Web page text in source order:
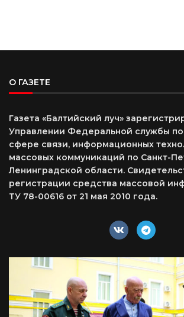
О ГАЗЕТЕ
Газета «Балтийский луч»
Управлении Федеральной службы по
сфере связи, информационных
массовых коммуникаций по Санкт-
Ленинградской области.
регистрации средства массовой
ТУ 78-00616 от 21 мая 2010 года.